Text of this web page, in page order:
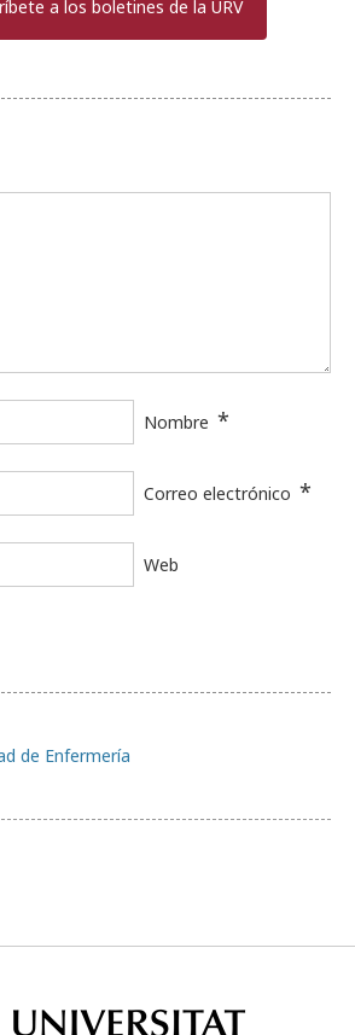
a los boletines de la URV
de Enfermería
Nombre *
Correo electrónico *
Web